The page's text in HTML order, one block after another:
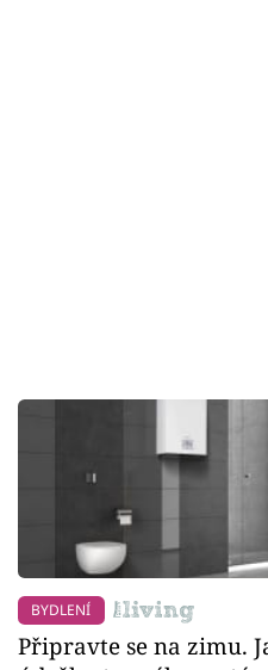
BYDLENÍ
Připravte se na zimu.